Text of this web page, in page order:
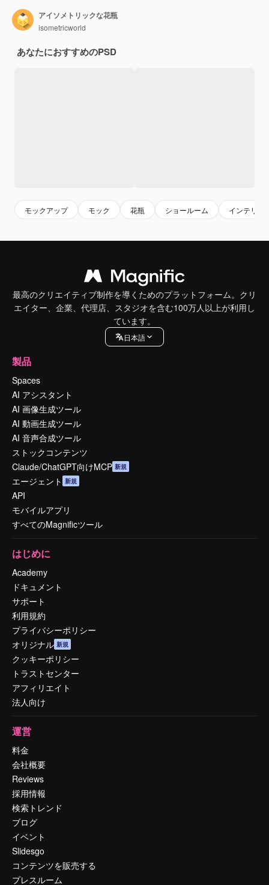
アイソメトリックな花瓶
isometricworld
あなたにおすすめのPSD
モックアップ モック 花瓶 ショールーム インテリア
最高のクリエイティブ制作を導くためのプラットフォーム。クリ
エイター、企業、代理店、スタジオを含む100万人以上が利用し
ています。
日本語
製品
Spaces
AI アシスタント
AI 画像生成ツール
AI 動画生成ツール
AI 音声合成ツール
ストックコンテンツ
Claude/ChatGPT向けMCP 新規
エージェント 新規
API
モバイルアプリ
すべてのMagnificツール
はじめに
Academy
ドキュメント
サポート
利用規約
プライバシーポリシー
オリジナル 新規
クッキーポリシー
トラストセンター
アフィリエイト
法人向け
運営
料金
会社概要
Reviews
採用情報
検索トレンド
ブログ
イベント
Slidesgo
コンテンツを販売する
プレスルーム